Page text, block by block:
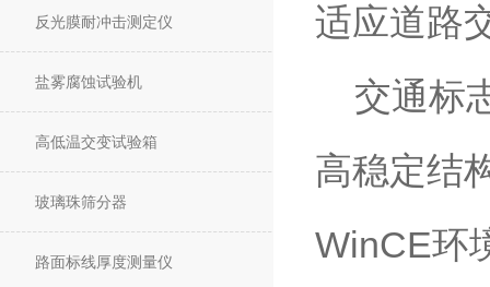
反光膜耐冲击测定仪
盐雾腐蚀试验机
高低温交变试验箱
玻璃珠筛分器
路面标线厚度测量仪
适应道路
交通标
高稳定结
WinCE环